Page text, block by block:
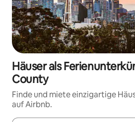
Häuser als
County
Finde und miete einzigartige
auf Airbnb.